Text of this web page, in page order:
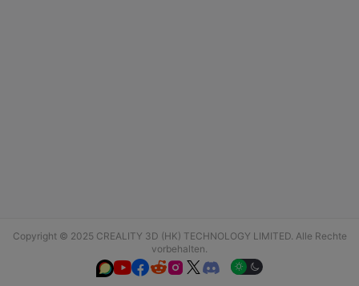
Copyright © 2025 CREALITY 3D (HK) TECHNOLOGY LIMITED. Alle Rechte
vorbehalten.
  